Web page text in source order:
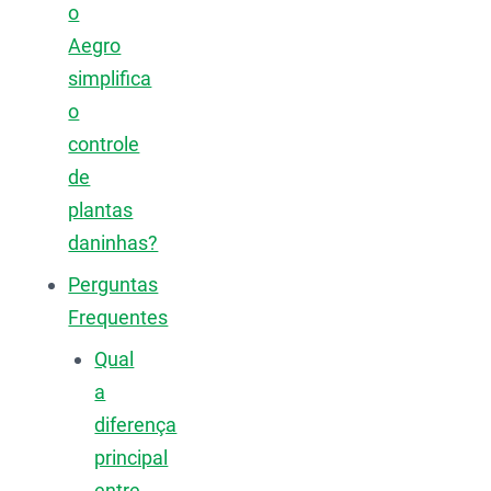
o
Aegro
simplifica
o
controle
de
plantas
daninhas?
Perguntas
Frequentes
Qual
a
diferença
principal